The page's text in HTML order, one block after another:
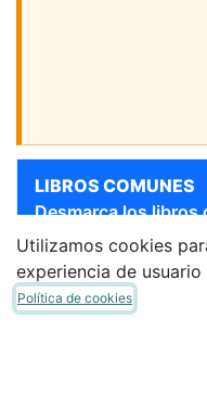
LIBROS COMUNES
Desmarca los libros
Sigue
Utilizamos cookies
experiencia de
Política de cookies